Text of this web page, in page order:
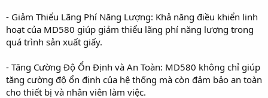
- Giảm Thiểu Lãng Phí Năng Lượng: Khả năng điều khiển linh
hoạt của MD580 giúp giảm thiểu lãng phí năng lượng trong
quá trình sản xuất giấy.
- Tăng Cường Độ Ổn Định và An Toàn: MD580 không chỉ giúp
tăng cường độ ổn định của hệ thống mà còn đảm bảo an toàn
cho thiết bị và nhân viên làm việc.